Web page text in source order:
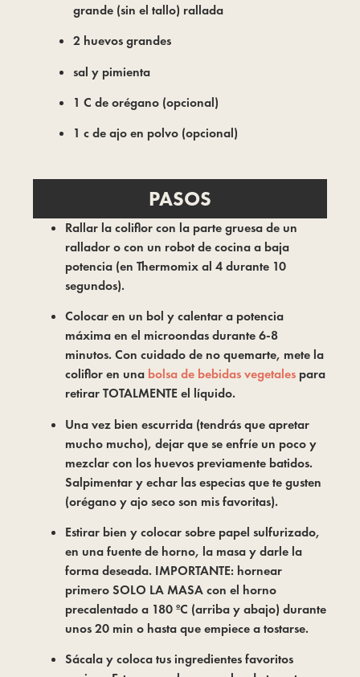
grande (sin el tallo) rallada
2 huevos grandes
sal y pimienta
1 C de orégano (opcional)
1 c de ajo en polvo (opcional)
PASOS
Rallar la coliflor con la parte gruesa de un
rallador o con un robot de cocina a baja
potencia (en Thermomix al 4 durante 10
segundos).
Colocar en un bol y calentar a potencia
máxima en el microondas durante 6-8
minutos. Con cuidado de no quemarte, mete la
coliflor en una bolsa de bebidas vegetales para
retirar TOTALMENTE el líquido.
Una vez bien escurrida (tendrás que apretar
mucho mucho), dejar que se enfríe un poco y
mezclar con los huevos previamente batidos.
Salpimentar y echar las especias que te gusten
(orégano y ajo seco son mis favoritas).
Estirar bien y colocar sobre papel sulfurizado,
en una fuente de horno, la masa y darle la
forma deseada. IMPORTANTE: hornear
primero SOLO LA MASA con el horno
precalentado a 180 ºC (arriba y abajo) durante
unos 20 min o hasta que empiece a tostarse.
Sácala y coloca tus ingredientes favoritos